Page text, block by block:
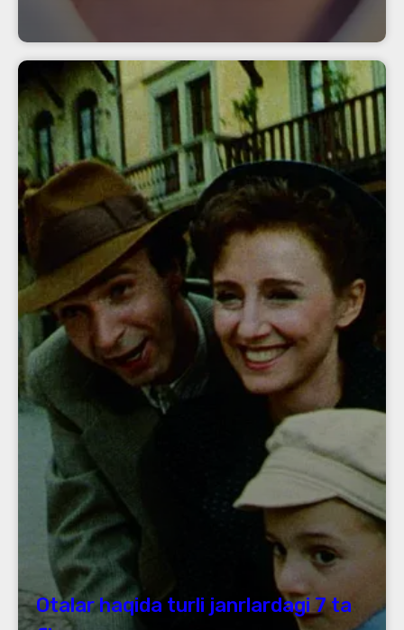
Otalar haqida turli janrlardagi 7 ta